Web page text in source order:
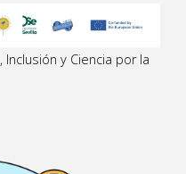
y Ciencia por la